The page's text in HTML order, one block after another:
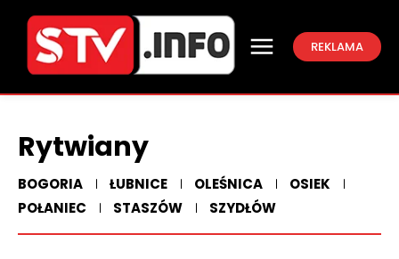
REKLAMA
Rytwiany
BOGORIA ŁUBNICE OLEŚNICA
OSIEK
POŁANIEC
STASZÓW SZYDŁÓW